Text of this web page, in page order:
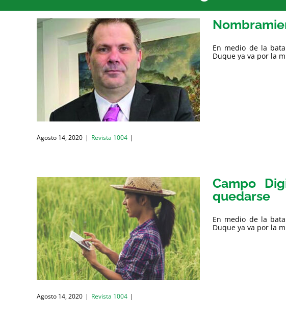
En medio de la
Duque ya va por la
Agosto 14, 2020 | Revista 1004 |
Campo
quedarse
En medio de la
Duque ya va por la
Agosto 14, 2020 | Revista 1004 |